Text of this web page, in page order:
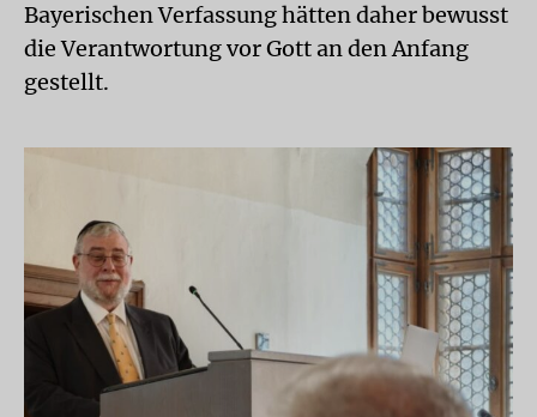
Bayerischen Verfassung hätten daher bewusst
die Verantwortung vor Gott an den Anfang
gestellt.